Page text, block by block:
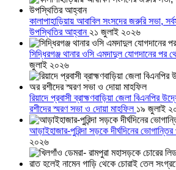
কালাপাহাড়িয়ায় আবাবিল সংসদের জরুরি সভা,
উপস্থিতির আহ্বান ২১ জুলাই ২০২৬
সিদ্ধিরগঞ্জ থানার ওসি এমদাদুল যোগদানের পর
জুলাই ২০২৬
রিয়াদে প্রবাসী ব্রাহ্মণবাড়িয়া জেলা
রশীদের স্মরণ সভা ও দোয়া মাহফিল ১৯ জুলাই
আড়াইহাজার-পুরিন্দা সড়কে দীর্ঘদিনের
২০২৬